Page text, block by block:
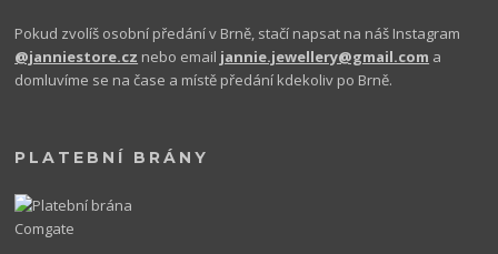
Pokud zvolíš osobní předání v Brně, stačí napsat na náš Instagram
@janniestore.cz nebo email jannie.jewellery@gmail.com a
domluvíme se na čase a místě předání kdekoliv po Brně.
PLATEBNÍ BRÁNY